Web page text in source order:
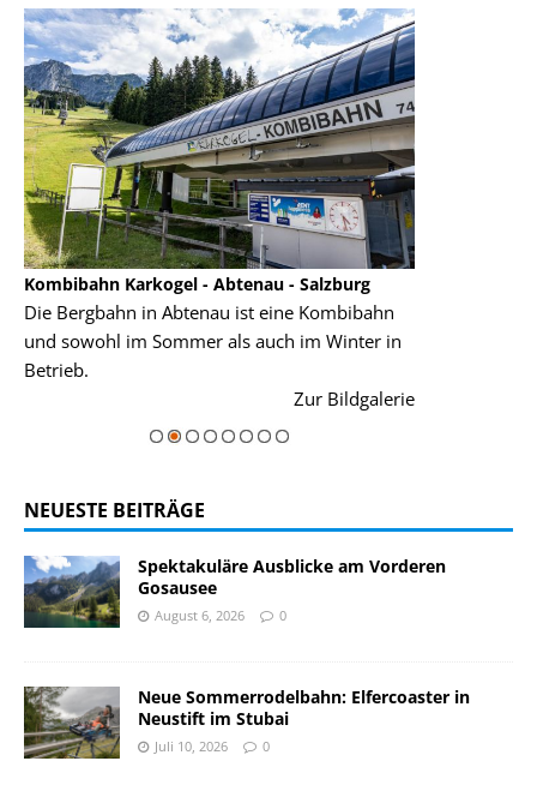
Kombibahn Karkogel - Abtenau - Salzburg
Die Bergbahn in Abtenau ist eine Kombibahn
und sowohl im Sommer als auch im Winter in
Betrieb.
Zur Bildgalerie
NEUESTE BEITRÄGE
Spektakuläre Ausblicke am Vorderen
Gosausee
August 6, 2026 0
Neue Sommerrodelbahn: Elfercoaster in
Neustift im Stubai
Juli 10, 2026 0